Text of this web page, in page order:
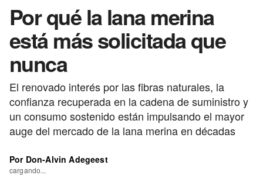
Por qué la lana merina
está más solicitada que
nunca
El renovado interés por las fibras naturales, la
confianza recuperada en la cadena de suministro y
un consumo sostenido están impulsando el mayor
auge del mercado de la lana merina en décadas
Por Don-Alvin Adegeest
cargando...